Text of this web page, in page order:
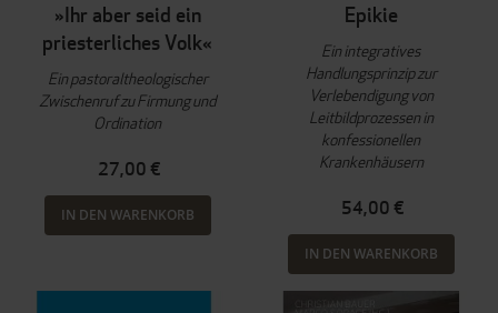
»Ihr aber seid ein
priesterliches Volk«
Ein pastoraltheologischer
Zwischenruf zu Firmung und
Ordination
27,00 €
IN DEN WARENKORB
Epikie
Ein integratives
Handlungsprinzip zur
Verlebendigung von
Leitbildprozessen in
konfessionellen
Krankenhäusern
54,00 €
IN DEN WARENKORB